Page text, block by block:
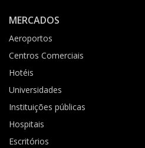
MERCADOS
Aeroportos
Centros Comerciais
Hotéis
Universidades
Instituições públicas
Hospitais
Escritórios